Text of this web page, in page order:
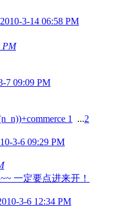
2010-3-14 06:58 PM
PM
7 09:09 PM
1
...2
3-6 09:29 PM
一定要点进来开！
3-6 12:34 PM